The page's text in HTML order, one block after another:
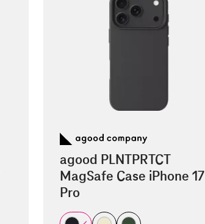
agood PLNTPRTCT
MagSafe Case iPhone 17
Pro